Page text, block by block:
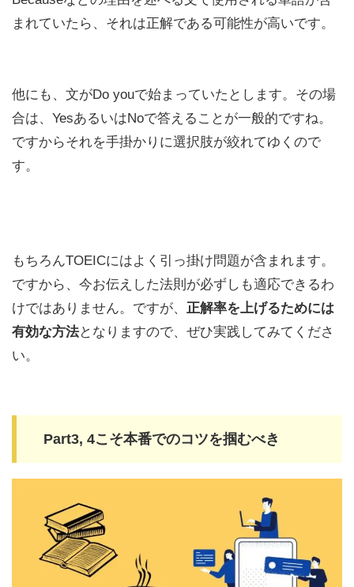
まれていたら、それは正解である可能性が高いです。
他にも、文がDo youで始まっていたとします。その場
合は、YesあるいはNoで答えることが一般的ですね。
ですからそれを手掛かりに選択肢が絞れてゆくので
す。
もちろんTOEICにはよく引っ掛け問題が含まれます。
ですから、今お伝えした法則が必ずしも適応できるわ
けではありません。ですが、 正解率を上げるためには
有効な方法となりますので、ぜひ実践してみてくださ
い。
Part3, 4こそ本番でのコツを掴むべき